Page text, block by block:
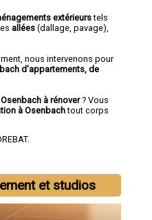
extérieurstels
allées (dallage, pavage),
nous intervenons pour
d'appartements, de
à rénover? Vous
à Osenbachtout corps
et studios